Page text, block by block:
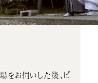
お伺いした後、ピ